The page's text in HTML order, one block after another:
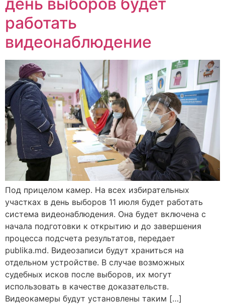
работать
видеонаблюдение
Под прицелом камер. На всех избирательных
участках в день выборов 11 июля будет работать
система видеонаблюдения. Она будет включена с
начала подготовки к открытию и до завершения
процесса подсчета результатов, передает
publika.md. Видеозаписи будут храниться на
отдельном устройстве. В случае возможных
судебных исков после выборов, их могут
использовать в качестве доказательств.
Видеокамеры будут установлены таким […]